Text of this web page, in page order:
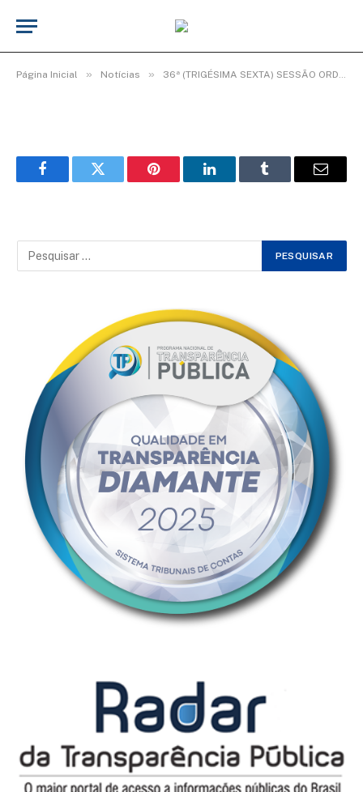
Página Inicial » Notícias » 36ª (TRIGÉSIMA SEXTA) SESSÃO ORDINÁRIA DO 2º PERÍODO LEGISLATIVO DA 20ª LEGISLATURA.
WhatsApp Image 2025-11-07 at 09.14.02
FacebookTwitter Pinterest LinkedInTumblr Email